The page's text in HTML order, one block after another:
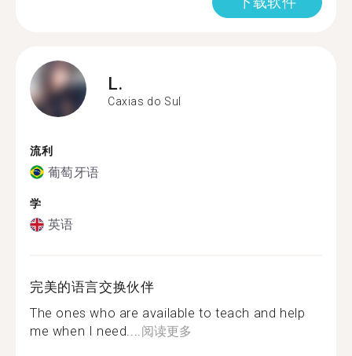
L.
Caxias do Sul
流利
葡萄牙语
学
英语
完美的语言交换伙伴
The ones who are available to teach and help
me when I need....阅读更多